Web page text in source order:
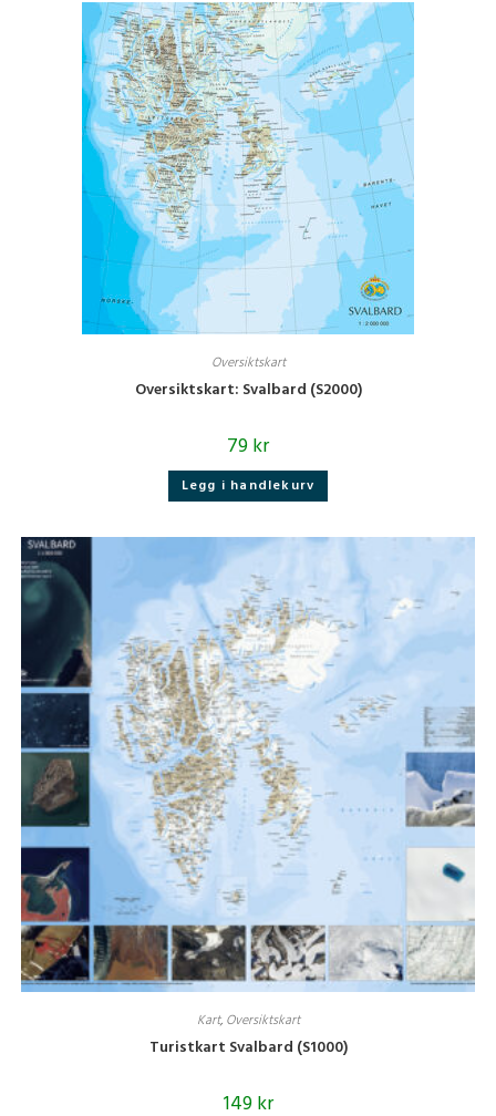
Oversiktskart
Oversiktskart: Svalbard (S2000)
79kr
Legg i handlekurv
Kart, Oversiktskart
Turistkart Svalbard (S1000)
149kr